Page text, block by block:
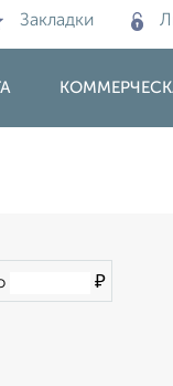
Закладки
₽